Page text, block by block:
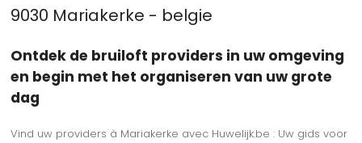
9030 Mariakerke - belgie
Ontdek de bruiloft providers in uw omgeving
en begin met het organiseren van uw grote
dag
Vind uw providers à Mariakerke avec Huwelijk.be : Uw gids voor